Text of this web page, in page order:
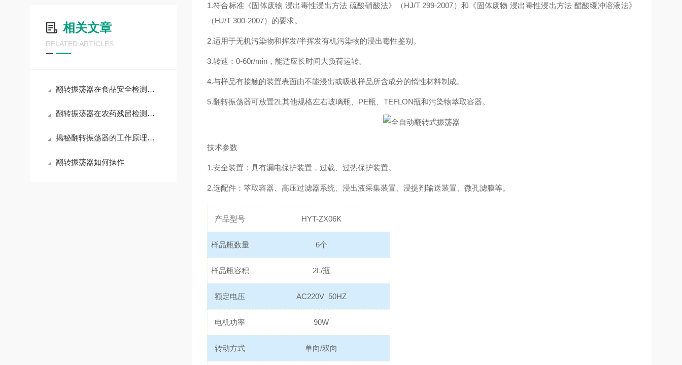
相关文章
RELATED ARTICLES
翻转振荡器在食品安全检测方面的应用
翻转振荡器在农药残留检测中的应用
揭秘翻转振荡器的工作原理与应用
翻转振荡器如何操作
1.符合标准《固体废物 浸出毒性浸出方法 硫酸硝酸法》（HJ/T 299-2007）和《固体废物 浸出毒性浸出方法 醋酸缓冲溶液法》
（HJ/T 300-2007）的要求。
2.适用于无机污染物和挥发/半挥发有机污染物的浸出毒性鉴别。
3.转速：0-60r/min，能适应长时间大负荷运转。
4.与样品有接触的装置表面由不能浸出或吸收样品所含成分的惰性材料制成。
5.翻转振荡器可放置2L其他规格左右玻璃瓶、PE瓶、TEFLON瓶和污染物萃取容器。
技术参数
1.安全装置：具有漏电保护装置，过载、过热保护装置。
2.选配件：萃取容器、高压过滤器系统、浸出液采集装置、浸提剂输送装置、微孔滤膜等。
产品型号 HYT-ZX06K
样品瓶数量 6个
样品瓶容积 2L/瓶
额定电压 AC220V 50HZ
电机功率 90W
转动方式 单向/双向